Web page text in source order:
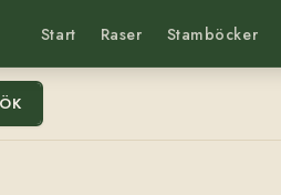
Start Raser Stamböcker